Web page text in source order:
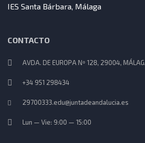
IES Santa Bárbara, Málaga
CONTACTO
AVDA. DE EUROPA Nº 128, 29004,
+34 951 298434
29700333.edu@juntadeandalucia.es
Lun — Vie: 9:00 — 15:00